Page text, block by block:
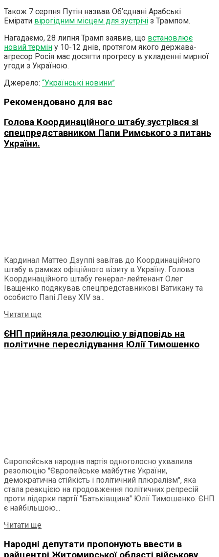
Також 7 серпня Путін назвав Об’єднані Арабські
Емірати вірогідним місцем для зустрічі з Трампом.
Нагадаємо, 28 липня Трамп заявив, що встановлює
новий термін у 10-12 днів, протягом якого держава-
агресор Росія має досягти прогресу в укладенні мирної
угоди з Україною.
Джерело: “Українські новини”
Рекомендовано для вас
Голова Координаційного штабу зустрівся зі
спецпредставником Папи Римського з питань
України.
Кардинал Маттео Дзуппі завітав до Координаційного
штабу в рамках офіційного візиту в Україну. Голова
Координаційного штабу генерал-лейтенант Олег
Іващенко подякував спецпредставникові Ватикану та
особисто Папі Леву ХІV за...
Читати ще
ЄНП прийняла резолюцію у відповідь на
політичне переслідування Юлії Тимошенко
Європейська народна партія одноголосно ухвалила
резолюцію "Європейське майбутнє України,
демократична стійкість і політичний плюралізм", яка
стала реакцією на продовження політичних репресій
проти лідерки партії "Батьківщина" Юлії Тимошенко. ЄНП
є найбільшою...
Читати ще
Народні депутати пропонують ввести в
райцентрі Житомирської області військову